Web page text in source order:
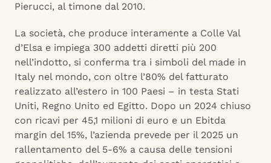
Pierucci, al timone dal 2010.
La società, che produce interamente a Colle Val
d’Elsa e impiega 300 addetti diretti più 200
nell’indotto, si conferma tra i simboli del made in
Italy nel mondo, con oltre l’80% del fatturato
realizzato all’estero in 100 Paesi – in testa Stati
Uniti, Regno Unito ed Egitto. Dopo un 2024 chiuso
con ricavi per 45,1 milioni di euro e un Ebitda
margin del 15%, l’azienda prevede per il 2025 un
rallentamento del 5-6% a causa delle tensioni